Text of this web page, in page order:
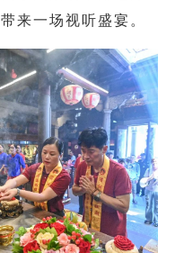
来一场视听盛宴。